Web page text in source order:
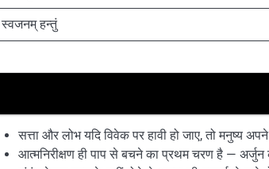
स्वजनम् हन्तुं
सत्ता और लोभ यदि विवेक पर हावी हो जाए, तो मनुष्य
आत्मनिरीक्षण ही पाप से बचने का प्रथम चरण है — अर्जुन